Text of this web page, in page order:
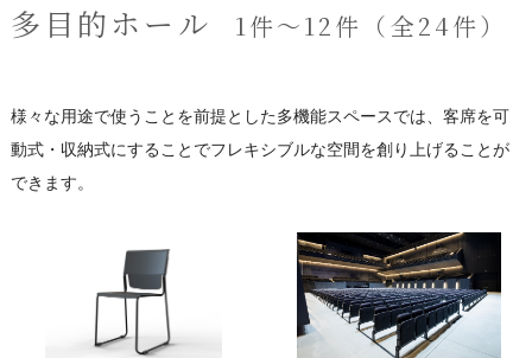
多目的ホール 1件～12件（全24件）
様々な用途で使うことを前提とした多機能スペースでは、客席を可
動式・収納式にすることでフレキシブルな空間を創り上げることが
できます。